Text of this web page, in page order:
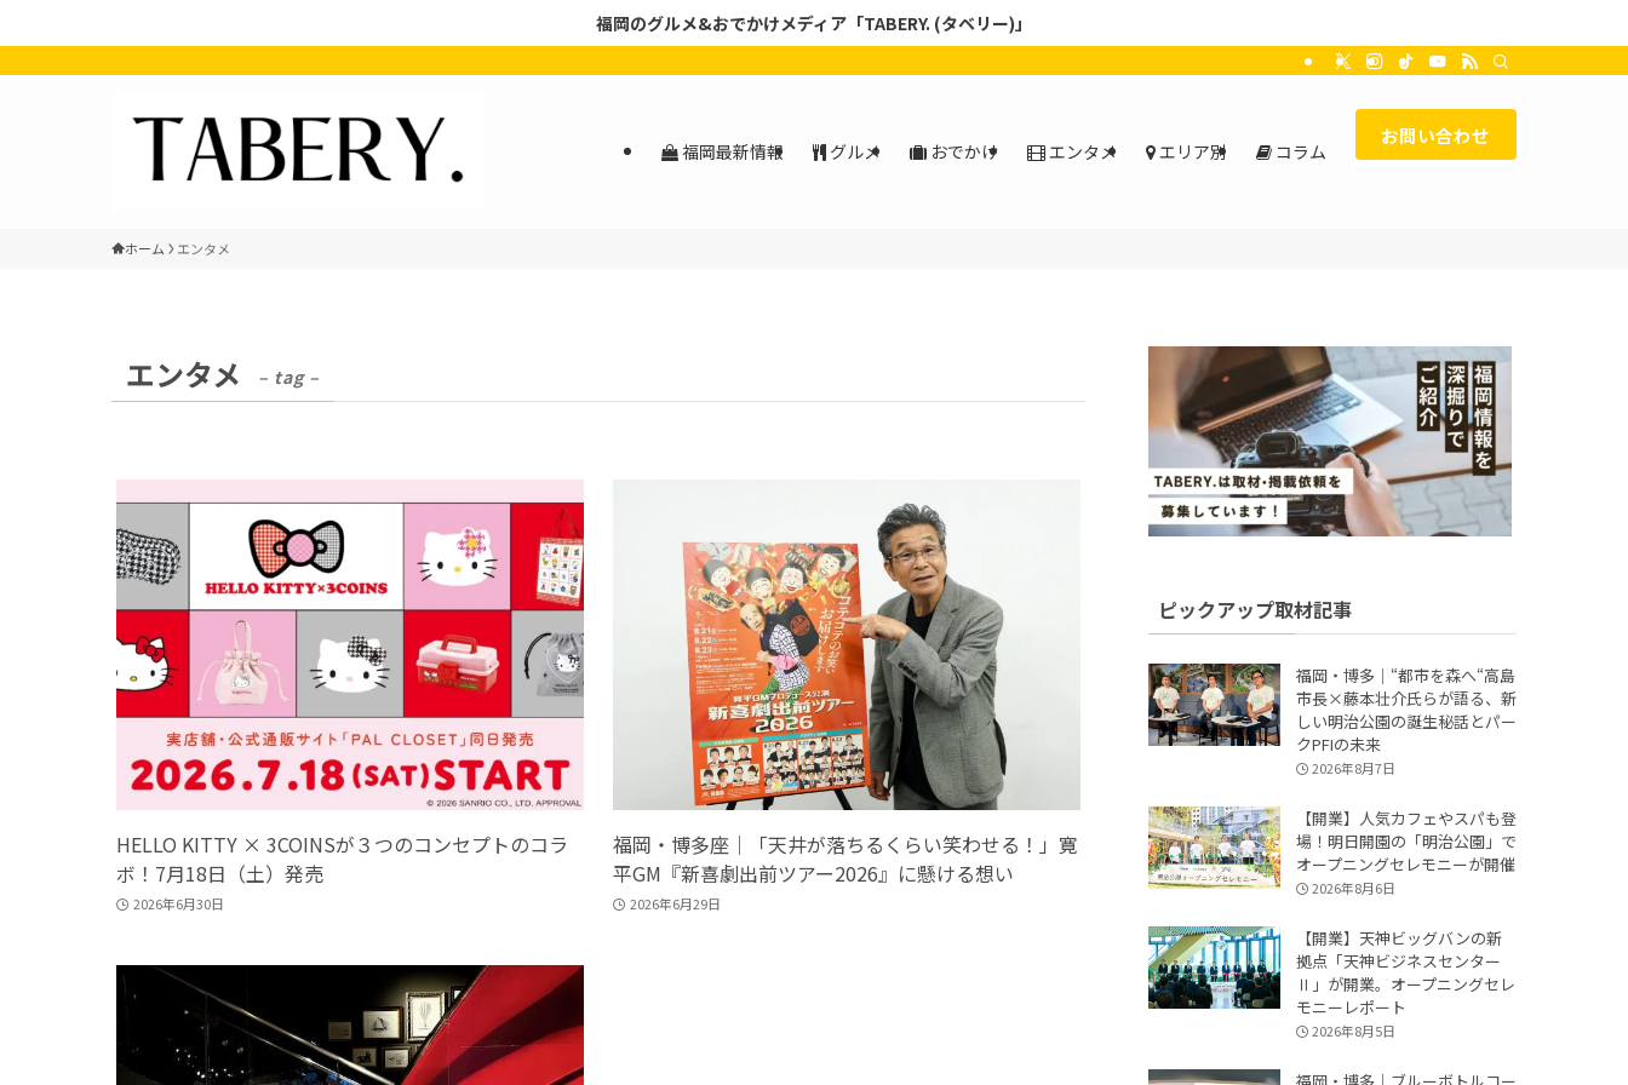
福岡のグルメ&おでかけメディア「TABERY. (タベリー)」
福岡最新情報 グルメ おでかけ エンタメ エリア別 コラム
お問い合わせ
ホーム エンタメ
エンタメ – tag –
HELLO KITTY × 3COINSが３つのコンセプトのコラ
ボ！7月18日（土）発売
2026年6月30日
福岡・博多座｜「天井が落ちるくらい笑わせる！」寛
平GM『新喜劇出前ツアー2026』に懸ける想い
2026年6月29日
ピックアップ取材記事
福岡・博多｜“都市を森へ“高島
市長×藤本壮介氏らが語る、新
しい明治公園の誕生秘話とパー
クPFIの未来
2026年8月7日
【開業】人気カフェやスパも登
場！明日開園の「明治公園」で
オープニングセレモニーが開催
2026年8月6日
【開業】天神ビッグバンの新
拠点「天神ビジネスセンター
Ⅱ」が開業。オープニングセレ
モニーレポート
2026年8月5日